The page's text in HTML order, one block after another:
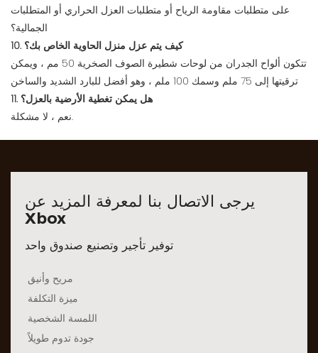
على متطلبات مقاومة الرياح أو متطلبات العزل الحراري أو المتطلبات
الجمالية؟
10. كيف يتم عزل منزل الحاوية الخاص بك؟
تتكون ألواح الجدران من لوحات شطيرة الصوف الصخرية 50 مم ، ويمكن
ترقيتها إلى 75 ملم وسمك 100 ملم ، وهو أفضل للبارد الشديد والساخن
11. هل يمكن تغطية الأرضية بالعزل؟
نعم ، لا مشكلة.
يرجى الاتصال بنا لمعرفة المزيد عن
Xbox
توفير تأجير وتصنيع صندوق واحد
مريح وأنيق
ميزة التكلفة
اللمسة الشخصية
جودة تدوم طويلاً